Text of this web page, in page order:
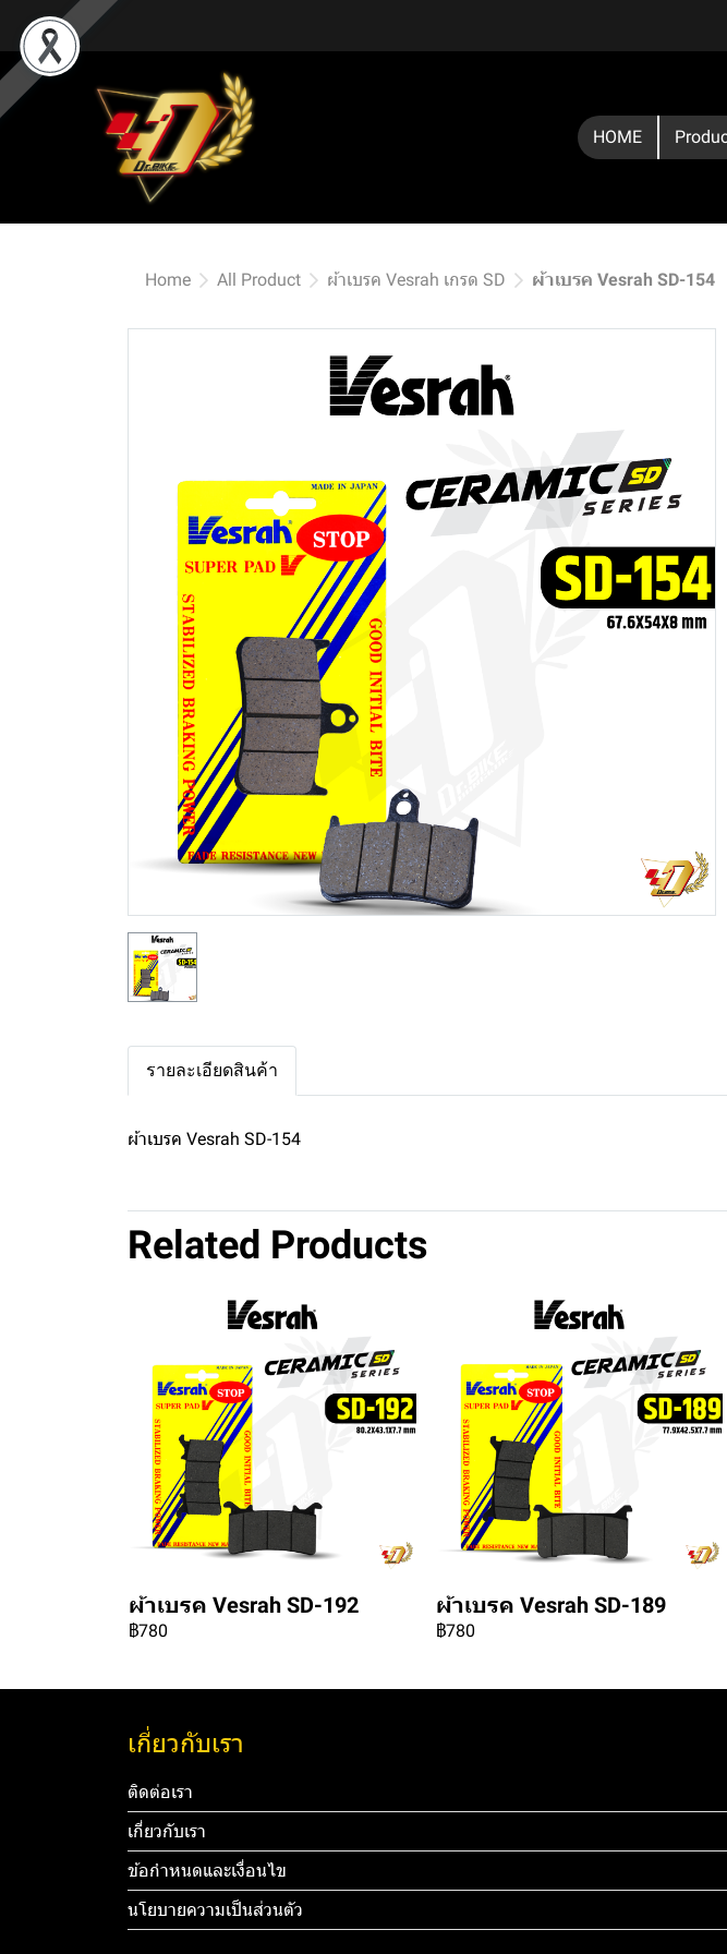
HOME
Home All Product ผ้าเบรค Vesrah เกรด SD ผ้าเบรค Vesrah SD-154
รายละเอียดสินค้า
ผ้าเบรค Vesrah SD-154
Related Products
ผ้าเบรค Vesrah SD-192
฿780
ผ้าเบรค Vesrah SD-189
฿780
เกี่ยวกับเรา
ติดต่อเรา
เกี่ยวกับเรา
ข้อกำหนดและเงื่อนไข
นโยบายความเป็นส่วนตัว